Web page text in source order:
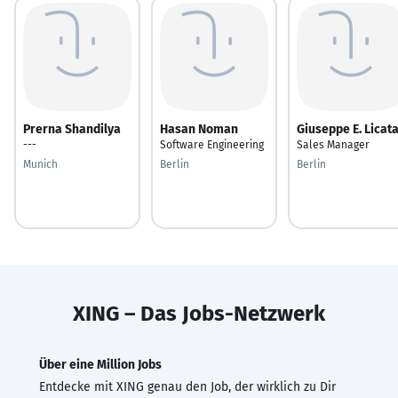
Prerna Shandilya
---
Munich
Hasan Noman
Software Engineering
Berlin
Giuseppe E. Licata
Sales Manager
Berlin
XING – Das Jobs-Netzwerk
Über eine Million Jobs
Entdecke mit XING genau den Job, der wirklich zu Dir